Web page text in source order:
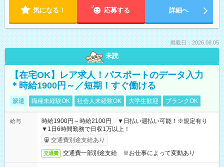
気になる！ 応募する 詳細へ
掲載日：2026.08.05
未読
【在宅OK】レア求人！パスポートのデータ入力
＊時給1900円～／短期！すぐ働ける
派遣 職種未経験OK 社会人未経験OK 大学生歓迎 ブランクOK
給与
時給1900円～時給2100円 ▼日払い週払い可能！※規定有り
▼1日6時間勤務で日収1万以上！
交通費別途支給あり
交通費 交通費一部別途支給 ※お仕事によって変動あり